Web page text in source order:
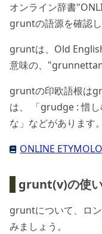
オンライン辞書
gruntの語源を確認し
gruntは、Old
意味の、
gruntの印欧語根は
は、 「grudge : 惜
な」などがあります。
ONLINE
grunt(v)の使
gruntについて、ロ
みましょう。